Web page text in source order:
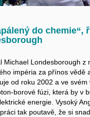
do chemie“,
Michael Londesborough z
impéria za přínos vědě
od roku 2002 a ve svém
borové fúzi, která by v
energie. Vysoký
tak poutavě, že si